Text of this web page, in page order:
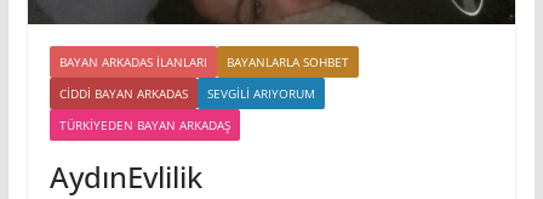
BAYAN ARKADAS ILANLARI
BAYANLARLA SOHBET
CIDDI BAYAN ARKADAS
SEVGILI ARIYORUM
TÜRKIYEDEN BAYAN ARKADAŞ
AydınEvlilik